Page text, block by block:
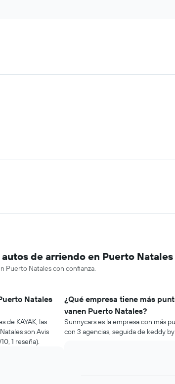
de arriendo en Puerto Natales
Puerto Natales con confianza.
Natales
de KAYAK, las
son Avis
1 reseña).
¿Qué empresa tiene más
vanen Puerto Natales?
Sunnycars es la empresa con más
con 3 agencias, seguida de keddy